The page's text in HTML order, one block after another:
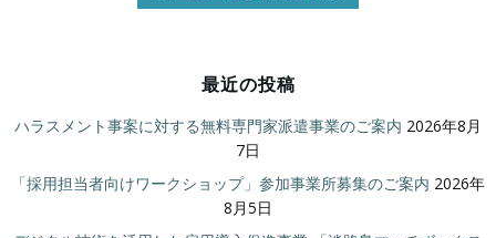
最近の投稿
ハラスメント事案に対する無料専門家派遣事業のご案内 2026年8月
7日
「採用担当者向けワークショップ」参加事業所募集のご案内 2026年
8月5日